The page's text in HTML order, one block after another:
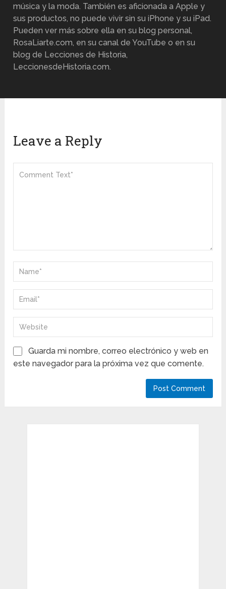
música y la moda. También es aficionada a Apple y
sus productos, no puede vivir sin su iPhone y su iPad.
Pueden ver más sobre ella en su blog personal,
RosaLiarte.com, en su canal de YouTube o en su
blog de Lecciones de Historia,
LeccionesdeHistoria.com.
Leave a Reply
Guarda mi nombre, correo electrónico y web en
este navegador para la próxima vez que comente.